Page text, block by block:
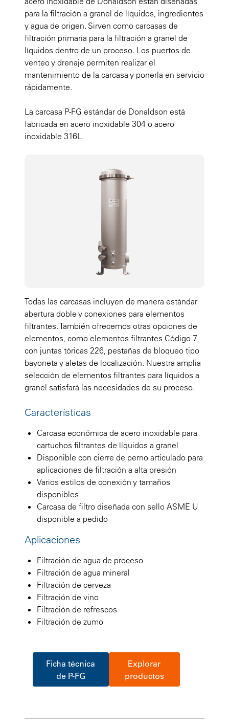
para la filtración a granel de líquidos, ingredientes
y agua de origen. Sirven como carcasas de
filtración primaria para la filtración a granel de
líquidos dentro de un proceso. Los puertos de
venteo y drenaje permiten realizar el
mantenimiento de la carcasa y ponerla en servicio
rápidamente.
La carcasa P-FG estándar de Donaldson está
fabricada en acero inoxidable 304 o acero
inoxidable 316L.
Todas las carcasas incluyen de manera estándar
abertura doble y conexiones para elementos
filtrantes. También ofrecemos otras opciones de
elementos, como elementos filtrantes Código 7
con juntas tóricas 226, pestañas de bloqueo tipo
bayoneta y aletas de localización. Nuestra amplia
selección de elementos filtrantes para líquidos a
granel satisfará las necesidades de su proceso.
Características
Carcasa económica de acero inoxidable para
cartuchos filtrantes de líquidos a granel
Disponible con cierre de perno articulado para
aplicaciones de filtración a alta presión
Varios estilos de conexión y tamaños
disponibles
Carcasa de filtro diseñada con sello ASME U
disponible a pedido
Aplicaciones
Filtración de agua de proceso
Filtración de agua mineral
Filtración de cerveza
Filtración de vino
Filtración de refrescos
Filtración de zumo
Ficha técnica
de P-FG
Explorar
productos